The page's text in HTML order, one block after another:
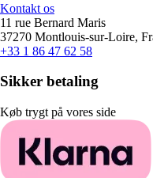
Kontakt os
11 rue Bernard Maris
37270 Montlouis-sur-Loire,
+33 1 86 47 62 58
Sikker betaling
Køb trygt på vores side